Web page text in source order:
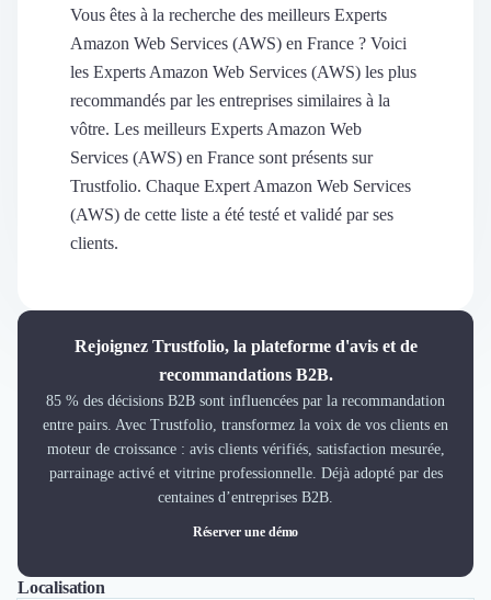
Suivi du ROI
Voir tous nos avis clients
Découvrir le média
Demander une démo
Marque Employeur
Conseil en Management et Organisation
Gestion paie
Qualité de Vie au Travail (QVT)
Responsabilité Sociétale des Entreprises (RSE)
Marketplace de freelance
Coaching
Vous êtes à la recherche des meilleurs Experts
Amazon Web Services (AWS) en France ? Voici
les Experts Amazon Web Services (AWS) les plus
recommandés par les entreprises similaires à la
vôtre. Les meilleurs Experts Amazon Web
Services (AWS) en France sont présents sur
Trustfolio. Chaque Expert Amazon Web Services
(AWS) de cette liste a été testé et validé par ses
clients.
Rejoignez Trustfolio, la plateforme d'avis et de
recommandations B2B.
85 % des décisions B2B sont influencées par la recommandation
entre pairs. Avec Trustfolio, transformez la voix de vos clients en
moteur de croissance : avis clients vérifiés, satisfaction mesurée,
parrainage activé et vitrine professionnelle. Déjà adopté par des
centaines d’entreprises B2B.
Réserver une démo
Localisation
ToutLyonParis